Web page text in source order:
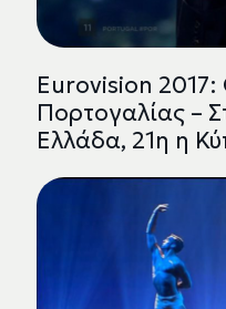
Eurovision
Πορτογαλίας –
Ελλάδα, 21η η